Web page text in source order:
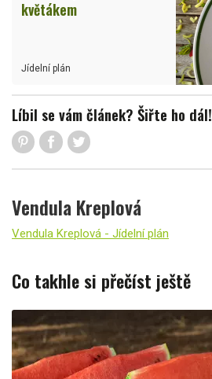
květákem
Jídelní plán
Líbil se vám článek? Šiřte ho dál!
Vendula Kreplová
Vendula Kreplová - Jídelní plán
Co takhle si přečíst ještě